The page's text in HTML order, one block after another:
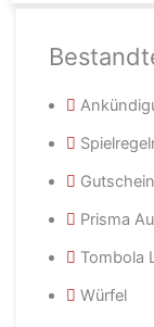
Prisma
Tombola
Würfel